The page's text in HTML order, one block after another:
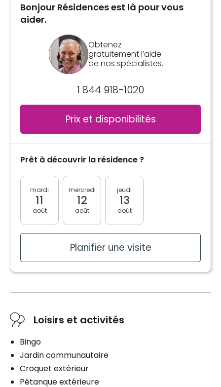
Planifier une visite
Bonjour Résidences est là pour vous
aider.
Obtenez
gratuitement l’aide
de nos spécialistes.
1 844 918-1020
Prix et disponibilités
Prêt à découvrir la résidence ?
mardi
11
août
mercredi
12
août
jeudi
13
août
Planifier une visite
Loisirs et activités
Bingo
Jardin communautaire
Croquet extérieur
Pétanque extérieure